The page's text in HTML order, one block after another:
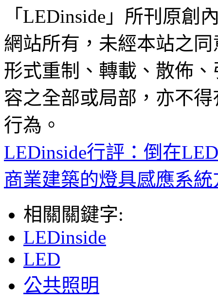
「LEDinside」所刊原創
網站所有，未經本站之
形式重制、轉載、散佈
容之全部或局部，亦不
行為。
LEDinside行評：倒在
商業建築的燈具感應系
相關關鍵字:
LEDinside
LED
公共照明